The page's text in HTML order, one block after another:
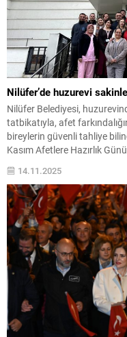
Nilüfer’de huzurevi
Nilüfer Belediyesi,
tatbikatıyla, afet
bireylerin güvenli tahliye
Kasım Afetlere Hazırlık
gerçekleştirdi. Yaşlı
afet bilincinin...
14.11.2025